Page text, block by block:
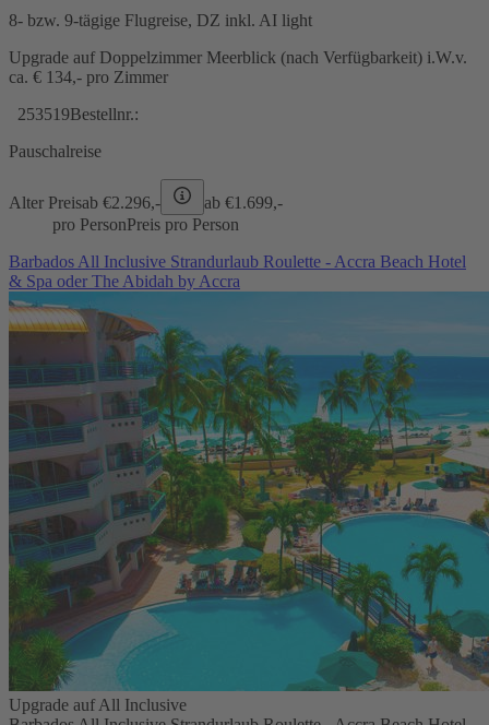
8- bzw. 9-tägige Flugreise, DZ inkl. AI light
Upgrade auf Doppelzimmer Meerblick (nach Verfügbarkeit) i.W.v.
ca. € 134,- pro Zimmer
253519Bestellnr.:
Pauschalreise
Alter Preisab €2.296,- ab €1.699,-
pro PersonPreis pro Person
Barbados All Inclusive Strandurlaub Roulette - Accra Beach Hotel
& Spa oder The Abidah by Accra
Upgrade auf All Inclusive